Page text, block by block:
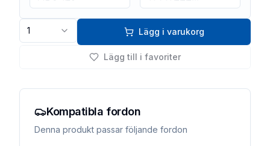
1 Lägg i varukorg
Lägg till i favoriter
Kompatibla fordon
Denna produkt passar följande fordon